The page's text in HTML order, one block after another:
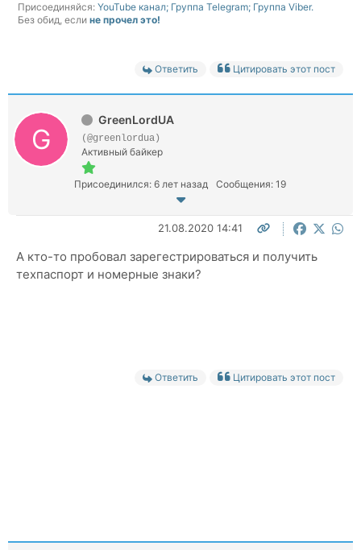
Присоединяйся: YouTube канал; Группа Telegram; Группа Viber.
Без обид, если не прочел это!
Ответить Цитировать этот пост
GreenLordUA
(@greenlordua)
Активный байкер
Присоединился: 6 лет назад Сообщения: 19
21.08.2020 14:41
А кто-то пробовал зарегестрироваться и получить
техпаспорт и номерные знаки?
Ответить Цитировать этот пост